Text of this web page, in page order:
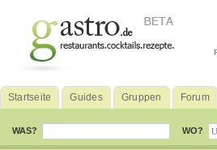
Startseite Guides Gruppen Forum
WAS? WO?